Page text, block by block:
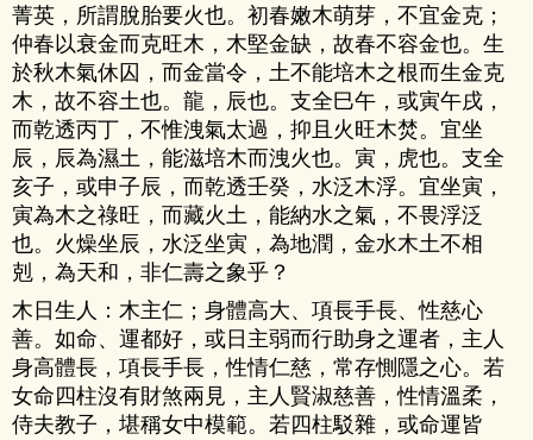
菁英，所謂脫胎要火也。初春嫩木萌芽，不宜金克；
仲春以衰金而克旺木，木堅金缺，故春不容金也。生
於秋木氣休囚，而金當令，土不能培木之根而生金克
木，故不容土也。龍，辰也。支全巳午，或寅午戌，
而乾透丙丁，不惟洩氣太過，抑且火旺木焚。宜坐
辰，辰為濕土，能滋培木而洩火也。寅，虎也。支全
亥子，或申子辰，而乾透壬癸，水泛木浮。宜坐寅，
寅為木之祿旺，而藏火土，能納水之氣，不畏浮泛
也。火燥坐辰，水泛坐寅，為地潤，金水木土不相
剋，為天和，非仁壽之象乎？
木日生人：木主仁；身體高大、項長手長、性慈心
善。如命、運都好，或日主弱而行助身之運者，主人
身高體長，項長手長，性情仁慈，常存惻隱之心。若
女命四柱沒有財煞兩見，主人賢淑慈善，性情溫柔，
侍夫教子，堪稱女中模範。若四柱駁雜，或命運皆